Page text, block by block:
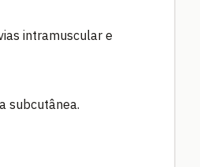
intramuscular e
subcutânea.